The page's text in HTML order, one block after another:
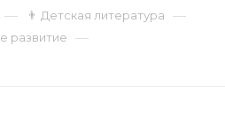
— 👨 Детская литература —
развитие —